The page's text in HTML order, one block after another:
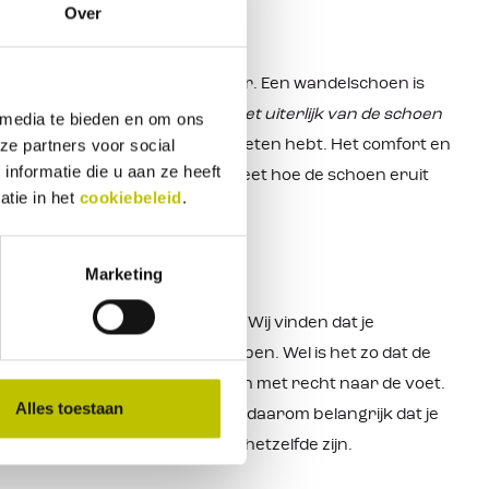
Over
te bieden en om ons
partners voor social
die u aan ze heeft
in het cookiebeleid.
Marketing
Alles toestaan
je hem ook in een andere kleur. Een wandelschoen is
wat is er nu belangrijker, het uiterlijk van de schoen
dat je blaren loopt of zere voeten hebt. Het comfort en
maken. Sluit je ogen en vergeet hoe de schoen eruit
de meningen nogal verdeeld. Wij vinden dat je
dat je er gelijk op weg kan lopen. Wel is het zo dat de
voering vormt de schoen zich met recht naar de voet.
leren binnenvoering. Het is daarom belangrijk dat je
en zal daarna nooit meer hetzelfde zijn.